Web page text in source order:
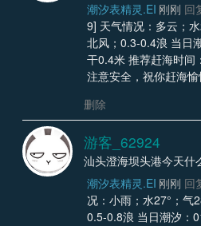
潮汐表精灵.EI 刚刚 回
9] 天气情况：多云；
北风；0.3-0.4浪 当日
干0.4米 推荐赶海时
注意安全，祝你赶海愉
删除
游客_62924
汕头澄海坝头港今天什
潮汐表精灵.EI 刚刚 回
况：小雨；水27°；气
0.5-0.8浪 当日潮汐：